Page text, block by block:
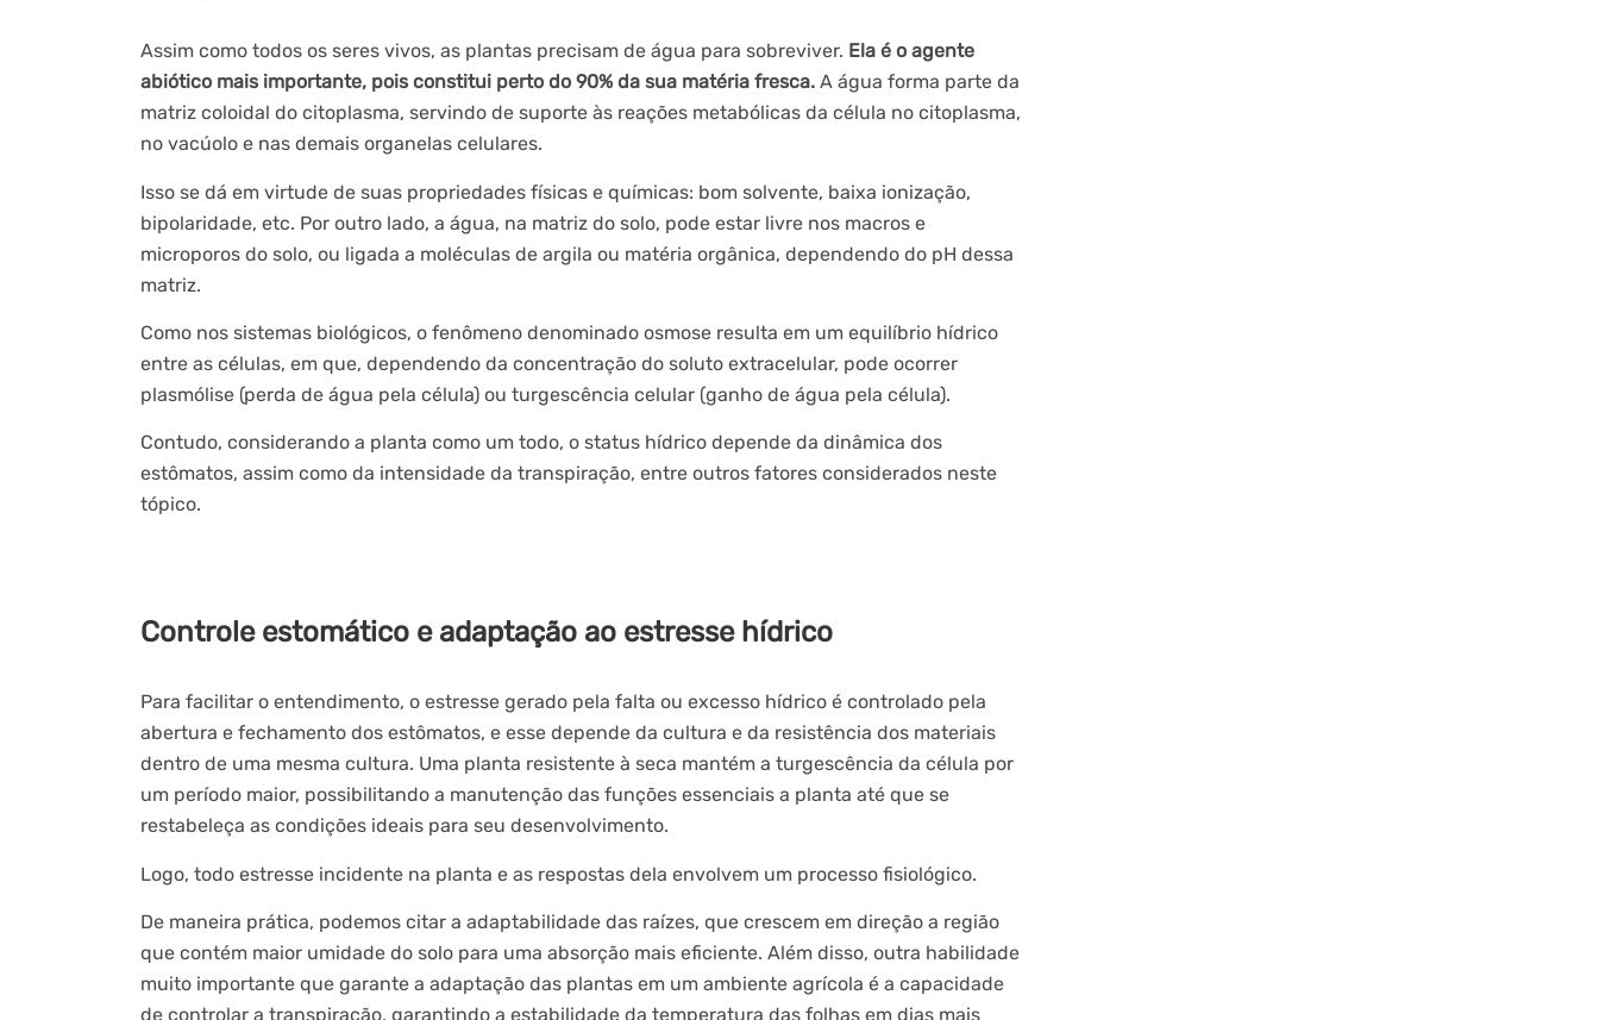
Assim como todos os seres vivos, as plantas precisam de água para sobreviver. Ela é o agente
abiótico mais importante, pois constitui perto do 90% da sua matéria fresca. A água forma parte da
matriz coloidal do citoplasma, servindo de suporte às reações metabólicas da célula no citoplasma,
no vacúolo e nas demais organelas celulares.
Isso se dá em virtude de suas propriedades físicas e químicas: bom solvente, baixa ionização,
bipolaridade, etc. Por outro lado, a água, na matriz do solo, pode estar livre nos macros e
microporos do solo, ou ligada a moléculas de argila ou matéria orgânica, dependendo do pH dessa
matriz.
Como nos sistemas biológicos, o fenômeno denominado osmose resulta em um equilíbrio hídrico
entre as células, em que, dependendo da concentração do soluto extracelular, pode ocorrer
plasmólise (perda de água pela célula) ou turgescência celular (ganho de água pela célula).
Contudo, considerando a planta como um todo, o status hídrico depende da dinâmica dos
estômatos, assim como da intensidade da transpiração, entre outros fatores considerados neste
tópico.
Controle estomático e adaptação ao estresse hídrico
Para facilitar o entendimento, o estresse gerado pela falta ou excesso hídrico é controlado pela
abertura e fechamento dos estômatos, e esse depende da cultura e da resistência dos materiais
dentro de uma mesma cultura. Uma planta resistente à seca mantém a turgescência da célula por
um período maior, possibilitando a manutenção das funções essenciais a planta até que se
restabeleça as condições ideais para seu desenvolvimento.
Logo, todo estresse incidente na planta e as respostas dela envolvem um processo fisiológico.
De maneira prática, podemos citar a adaptabilidade das raízes, que crescem em direção a região
que contém maior umidade do solo para uma absorção mais eficiente. Além disso, outra habilidade
muito importante que garante a adaptação das plantas em um ambiente agrícola é a capacidade
de controlar a transpiração, garantindo a estabilidade da temperatura das folhas em dias mais